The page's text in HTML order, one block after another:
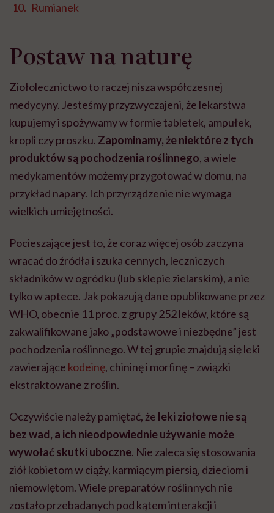
Rumianek
Postaw na naturę
Ziołolecznictwo to raczej nisza współczesnej
medycyny. Jesteśmy przyzwyczajeni, że lekarstwa
kupujemy i spożywamy w formie tabletek, ampułek,
kropli czy proszku. Zapominamy, że niektóre z tych
produktów są pochodzenia roślinnego, a wiele
medykamentów możemy przygotować w domu, na
przykład napary. Ich przyrządzenie nie wymaga
wielkich umiejętności.
Pocieszające jest to, że coraz więcej osób zaczyna
wracać do źródła i szuka cennych, leczniczych
składników w ogródku (lub sklepie zielarskim), a nie
tylko w aptece. Jak pokazują dane opublikowane przez
WHO, obecnie 11 proc. z grupy 252 leków, które są
zakwalifikowane jako „podstawowe i niezbędne” jest
pochodzenia roślinnego. W tej grupie znajdują się leki
zawierające kodeinę, chininę i morfinę – związki
ekstraktowane z roślin.
Oczywiście należy pamiętać, że leki ziołowe nie są
bez wad, a ich nieodpowiednie używanie może
wywołać skutki uboczne. Nie zaleca się stosowania
ziół kobietom w ciąży, karmiącym piersią, dzieciom i
niemowlętom. Wiele preparatów roślinnych nie
zostało przebadanych pod kątem interakcji i